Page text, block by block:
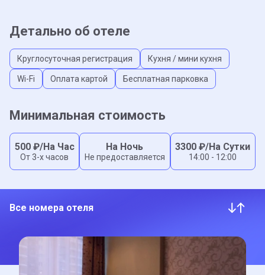
Детально об отеле
Круглосуточная регистрация Кухня / мини кухня
Wi-Fi Оплата картой Бесплатная парковка
Минимальная стоимость
500₽/На Час
От 3-x часов
На Ночь
Не предоставляется
3300 ₽/На Сутки
14:00 - 12:00
Все номера отеля